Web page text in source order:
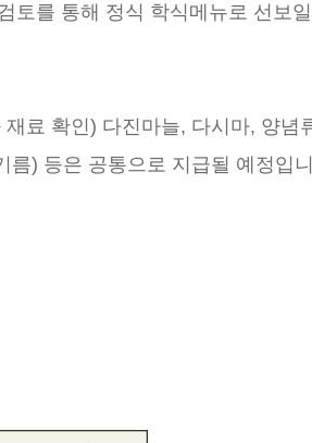
토를 통해 정식 학식메뉴로 선보
료 확인) 다진마늘, 다시마, 양념
름) 등은 공통으로 지급될 예정입